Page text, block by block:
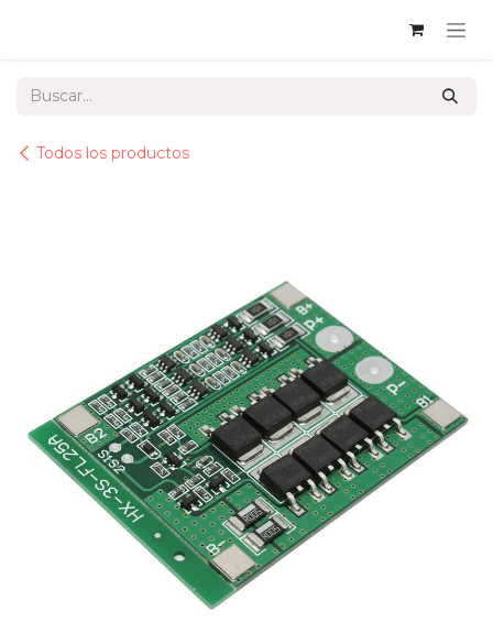
Todos los productos